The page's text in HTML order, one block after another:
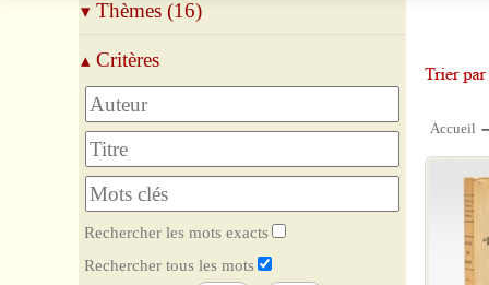
▾ Thèmes (16)
Bible
Catéchisme
Christologie
Dictionnaires
Droit canonique
Etudes bibliques
Histoire de l'Eglise
Liturgie
Magistère
▴ Critères
Rechercher les mots exacts
Rechercher tous les mots
Accueil